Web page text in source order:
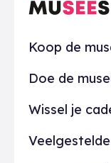
Praktisch
Koop de
Doe de
Wissel je